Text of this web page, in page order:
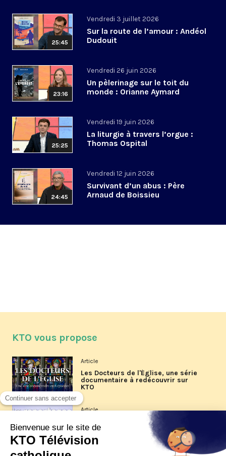
25:45
Vendredi 3 juillet 2026
Sur la route de l’amour : Andéol
Dudouit
23:16
Vendredi 26 juin 2026
Un pèlerinage sur le toit du
monde : Orianne Aymard
25:25
Vendredi 19 juin 2026
La liturgie à travers l’orgue :
Thomas Ospital
24:45
Vendredi 12 juin 2026
Survivant d’un abus : Père
Arnaud de Boissieu
KTO vous propose
Article
Les Docteurs de l'Église, une série
documentaire à redécouvrir sur
KTO
Article
Les reportages d'été 2026 de KTO